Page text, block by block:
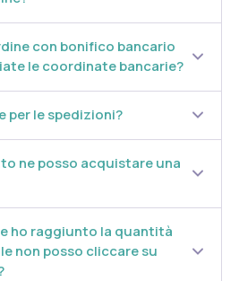
25 mg
5 mg
20 mg
con bonifico bancario
le coordinate bancarie?
per le spedizioni?
ne posso acquistare una
ho raggiunto la quantità
non posso cliccare su